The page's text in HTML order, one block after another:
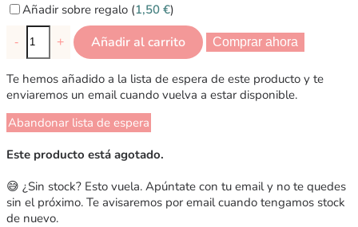
Añadir sobre regalo (1,50 €)
- + Añadir al carrito Comprar ahora
Te hemos añadido a la lista de espera de este producto y te
enviaremos un email cuando vuelva a estar disponible.
Abandonar lista de espera
Este producto está agotado.
😅 ¿Sin stock? Esto vuela. Apúntate con tu email y no te quedes
sin el próximo. Te avisaremos por email cuando tengamos stock
de nuevo.